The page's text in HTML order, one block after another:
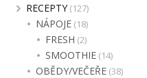
RECEPTY(127)
NÁPOJE (18)
FRESH (2)
SMOOTHIE (14)
OBĚDY/VEČEŘE (38)